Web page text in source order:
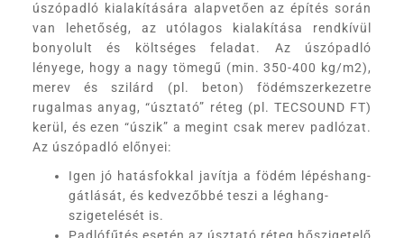
úszópadló kialakítására alapvetően az építés során
van lehetőség, az utólagos kialakítása rendkívül
bonyolult és költséges feladat. Az úszópadló
lényege, hogy a nagy tömegű (min. 350-400 kg/m2),
merev és szilárd (pl. beton) födémszerkezetre
rugalmas anyag, “úsztató” réteg (pl. TECSOUND FT)
kerül, és ezen “úszik” a megint csak merev padlózat.
Az úszópadló előnyei:
Igen jó hatásfokkal javítja a födém lépéshang-
gátlását, és kedvezőbbé teszi a léghang-
szigetelését is.